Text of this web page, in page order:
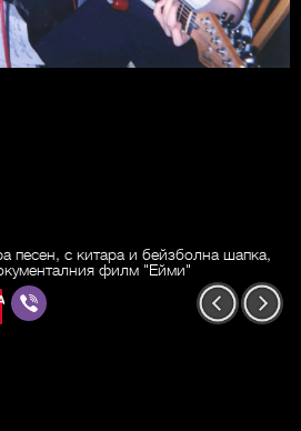
песен, с китара и бейзболна шапка,
филм "Ейми"